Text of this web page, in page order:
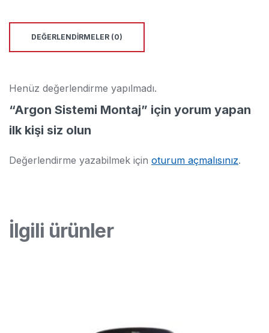
DEĞERLENDIRMELER (0)
Henüz değerlendirme yapılmadı.
“Argon Sistemi Montaj” için yorum yapan
ilk kişi siz olun
Değerlendirme yazabilmek için oturum açmalısınız.
İlgili ürünler